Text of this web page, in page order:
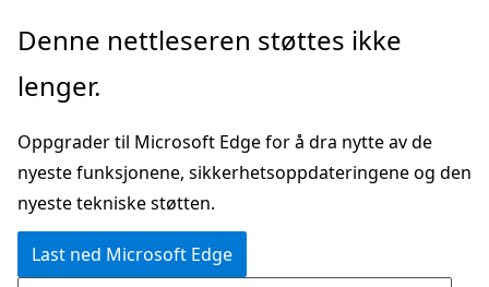
Gå
hovedinnhold
Denne nettleseren støttes ikke
lenger.
Oppgrader til Microsoft Edge for å dra nytte av de
nyeste funksjonene, sikkerhetsoppdateringene og den
nyeste tekniske støtten.
Last ned Microsoft Edge